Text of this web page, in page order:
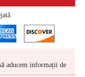
aducem informații de